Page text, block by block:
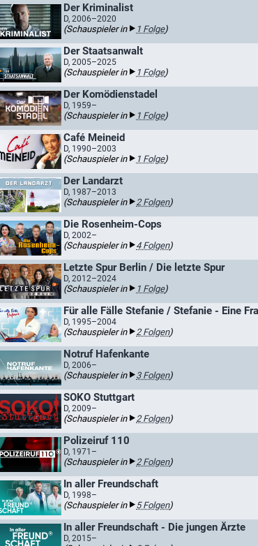
Der Kriminalist
D, 2006–2020
(Schauspieler in 1 Folge)
Der Staatsanwalt
D, 2005–2025
(Schauspieler in 1 Folge)
Der Komödienstadel
D, 1959–
(Schauspieler in 1 Folge)
Café Meineid
D, 1990–2003
(Schauspieler in 1 Folge)
Der Landarzt
D, 1987–2013
(Schauspieler in 2 Folgen)
Die Rosenheim-Cops
D, 2002–
(Schauspieler in 4 Folgen)
Letzte Spur Berlin / Die letzte Spur
D, 2012–2024
(Schauspieler in 1 Folge)
Für alle Fälle Stefanie / Stefanie - Eine
D, 1995–2004
(Schauspieler in 2 Folgen)
Notruf Hafenkante
D, 2006–
(Schauspieler in 3 Folgen)
SOKO Stuttgart
D, 2009–
(Schauspieler in 2 Folgen)
Polizeiruf 110
D, 1971–
(Schauspieler in 2 Folgen)
In aller Freundschaft
D, 1998–
(Schauspieler in 5 Folgen)
In aller Freundschaft - Die jungen Ärzte
D, 2015–